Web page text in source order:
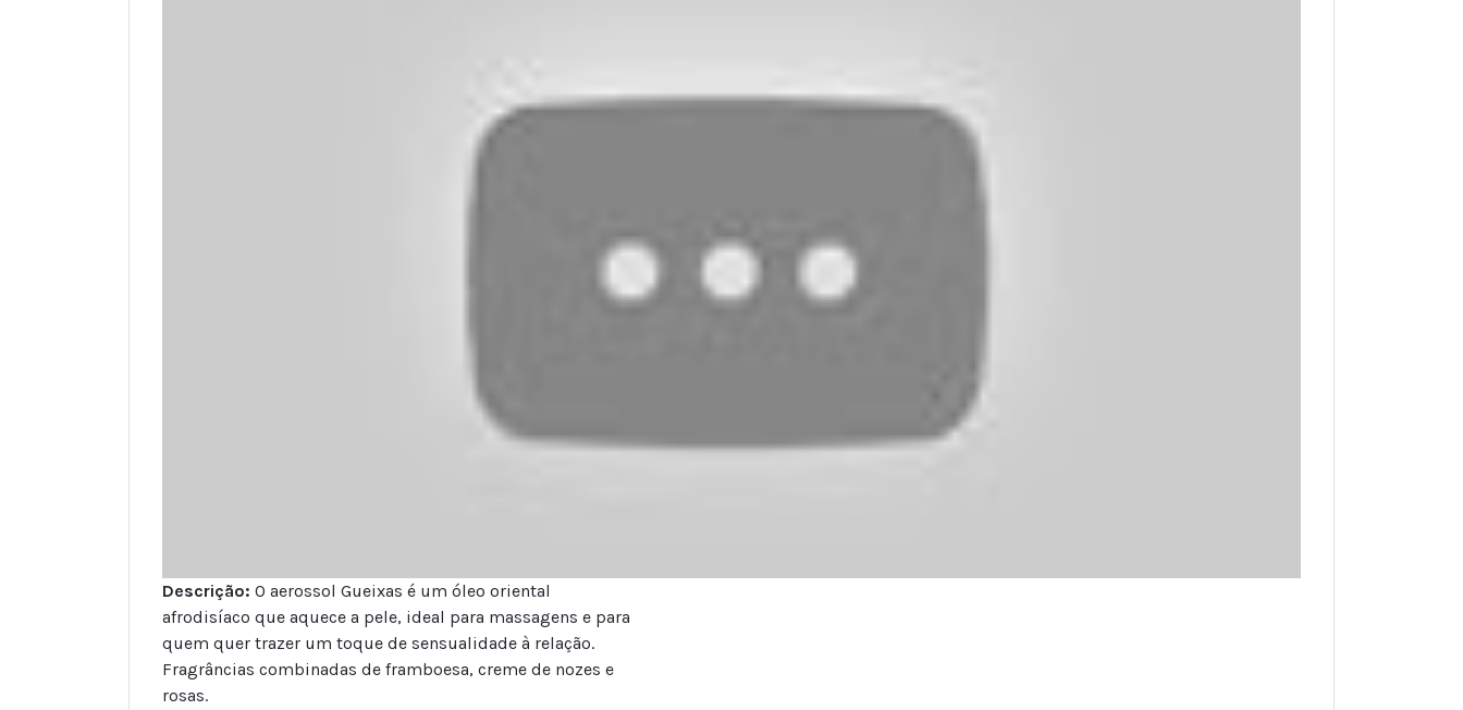
Descrição: O aerossol Gueixas é um óleo oriental
afrodisíaco que aquece a pele, ideal para massagens e para
quem quer trazer um toque de sensualidade à relação.
Fragrâncias combinadas de framboesa, creme de nozes e
rosas.